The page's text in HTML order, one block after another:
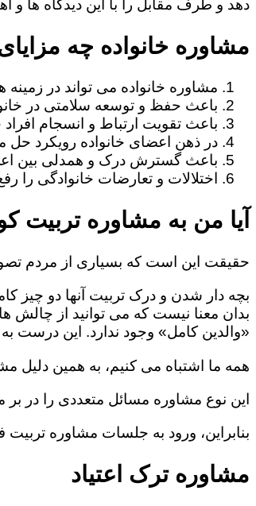
دهد و طرف مقابل را با این دیدگاه ها و
مشاوره خانواده چه
مشاوره خانواده می تواند در
باعث حفظ و توسعه سلامتی در
باعث تقویت ارتباط و انسجام
در ذهن اعضای خانواده رویکرد حل
باعث گسترش درک و همدلی بین
اختلالات و تعارضات خانوادگی را
آیا من به مشاوره تربیت
حقیقت این است که بسیاری از مردم
بچه دار شدن و درک تربیت آنها دو چیز
بدان معنا نیست که می توانید از چالش
«والدین کامل» وجود ندارد. این درست
همه ما اشتباه می کنیم، به همین دلیل
این نوع مشاوره مسائل متعددی را در بر
بنابراین، ورود به جلسات مشاوره تربیت
مشاوره ترک اعتیاد